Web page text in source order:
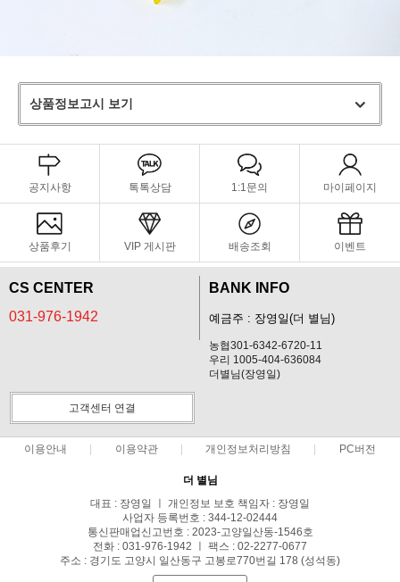
상품정보고시 보기
공지사항 톡톡상담 1:1문의 마이페이지
상품후기 VIP 게시판 배송조회 이벤트
CS CENTER
031-976-1942
BANK INFO
예금주 : 장영일(더 별님)
농협301-6342-6720-11
우리 1005-404-636084
더별님(장영일)
고객센터 연결
이용안내 이용약관 개인정보처리방침 PC버전
더 별님
대표 : 장영일 ㅣ 개인정보 보호 책임자 : 장영일
사업자 등록번호 : 344-12-02444
통신판매업신고번호 : 2023-고양일산동-1546호
전화 : 031-976-1942 ㅣ 팩스 : 02-2277-0677
주소 : 경기도 고양시 일산동구 고봉로770번길 178 (성석동)